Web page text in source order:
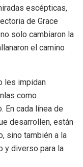
escépticas,
de Grace
solo cambiaron la
el camino
les impidan
como
En cada línea de
desarrollen, están
sino también a la
y diverso para la